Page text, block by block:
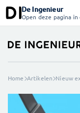
De Ingenieur
Open deze pagina in
Home Artikelen Nieuw